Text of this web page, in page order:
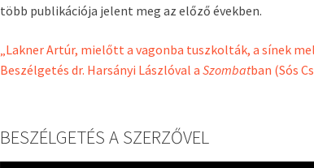
több publikációja jelent meg az előző években.
„Lakner Artúr, mielőtt a vagonba tuszkolták, a sínek
Beszélgetés dr. Harsányi Lászlóval aSzombatban (Sós
BESZÉLGETÉS A SZERZŐVEL